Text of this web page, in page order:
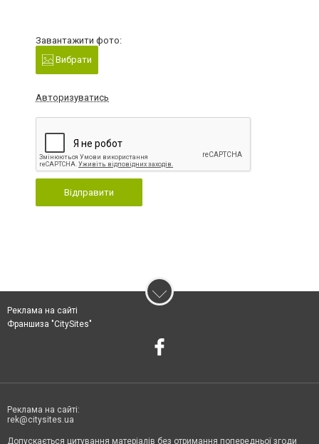
Завантажити фото:
Вибрати
Авторизуватись
Відправити
Реклама на сайті
Франшиза "CitySites"
Реклама на сайті:
rek@citysites.ua
Допускається цитування матеріалів без отримання попередньої згоди